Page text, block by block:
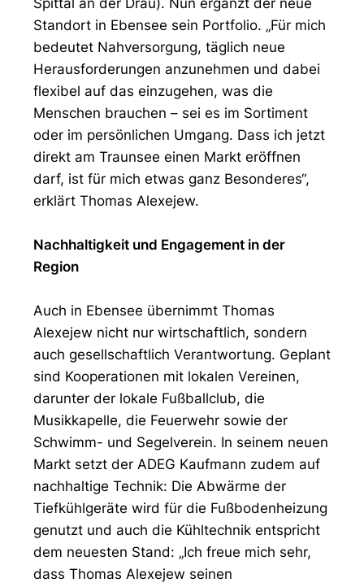
Spittal an der Drau). Nun ergänzt der neue
Standort in Ebensee sein Portfolio. „Für mich
bedeutet Nahversorgung, täglich neue
Herausforderungen anzunehmen und dabei
flexibel auf das einzugehen, was die
Menschen brauchen – sei es im Sortiment
oder im persönlichen Umgang. Dass ich jetzt
direkt am Traunsee einen Markt eröffnen
darf, ist für mich etwas ganz Besonderes“,
erklärt Thomas Alexejew.
Nachhaltigkeit und Engagement in der
Region
Auch in Ebensee übernimmt Thomas
Alexejew nicht nur wirtschaftlich, sondern
auch gesellschaftlich Verantwortung. Geplant
sind Kooperationen mit lokalen Vereinen,
darunter der lokale Fußballclub, die
Musikkapelle, die Feuerwehr sowie der
Schwimm- und Segelverein. In seinem neuen
Markt setzt der ADEG Kaufmann zudem auf
nachhaltige Technik: Die Abwärme der
Tiefkühlgeräte wird für die Fußbodenheizung
genutzt und auch die Kühltechnik entspricht
dem neuesten Stand: „Ich freue mich sehr,
dass Thomas Alexejew seinen